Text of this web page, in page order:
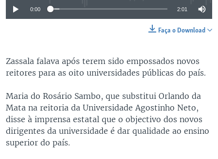
0:00 2:01
Faça o Download
Zassala falava após terem sido empossados novos
reitores para as oito universidades públicas do país.
Maria do Rosário Sambo, que substitui Orlando da
Mata na reitoria da Universidade Agostinho Neto,
disse à imprensa estatal que o objectivo dos novos
dirigentes da universidade é dar qualidade ao ensino
superior do país.